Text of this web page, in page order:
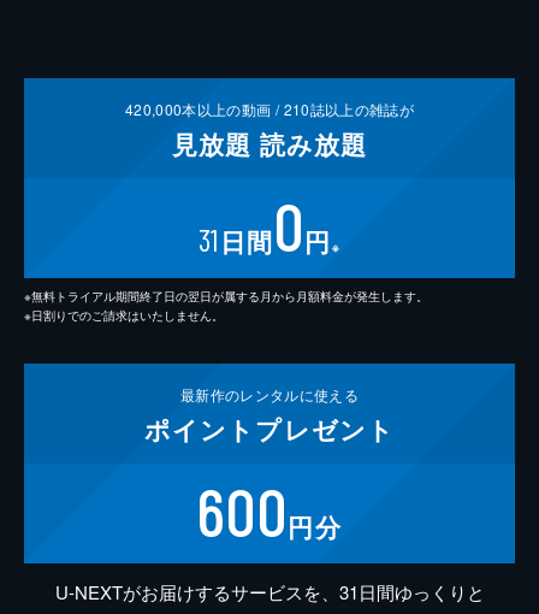
420,000本以上の動画 /210誌以上の雑誌が
見放題 読み放題
31 日間0円 ※
※無料トライアル期間終了日の翌日が属する月から月額料金が発生します。
※日割りでのご請求はいたしません。
最新作のレンタルに使える
ポイント プレゼント
600円分
U-NEXTがお届けするサービスを、31日間ゆっくりと